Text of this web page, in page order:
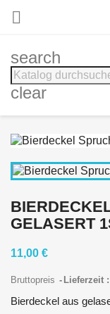

search
clear
GELASERT
11,00 €
Bruttopreis Lieferzeit
Bierdeckel aus